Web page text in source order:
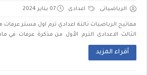
الرياضياتى اعدادى 07 يناير 2024
مفاتيح الرياضيات تالتة اعدادي ترم اول مستر
الثالث الاعدادى الترم الأول من مذكرة عرفات في
أقراء المزيد